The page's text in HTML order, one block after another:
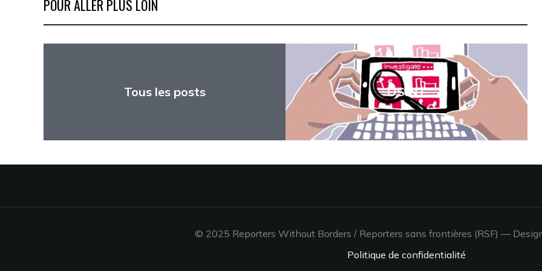
POUR ALLER PLUS LOIN
Tous les posts OSINT
© 2025 Reporters Without Borders / Reporters sans frontières (RSF) —
Politique de confidentialité